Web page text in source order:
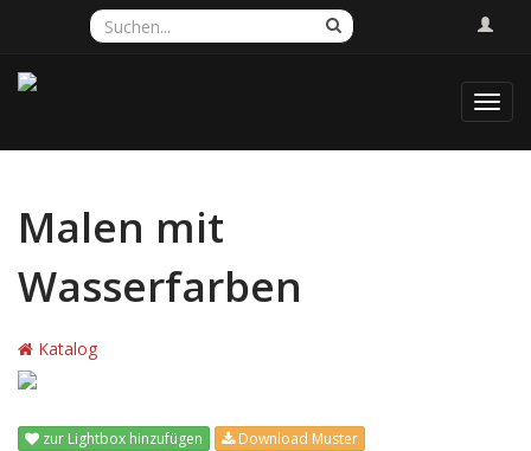
Malen mit
Wasserfarben
Katalog
zur Lightbox hinzufügen Download Muster